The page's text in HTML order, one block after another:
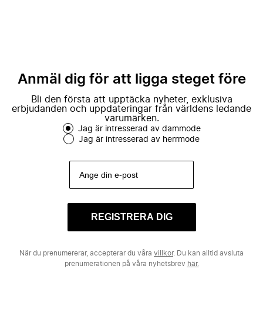
Anmäl dig för att ligga steget före
Bli den första att upptäcka nyheter, exklusiva
erbjudanden och uppdateringar från världens ledande
varumärken.
Jag är intresserad av dammode
Jag är intresserad av herrmode
REGISTRERA DIG
När du prenumererar, accepterar du våra villkor. Du kan alltid avsluta
prenumerationen på våra nyhetsbrev här.